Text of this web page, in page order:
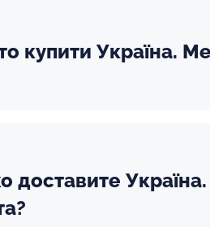
купити Україна.
доставите